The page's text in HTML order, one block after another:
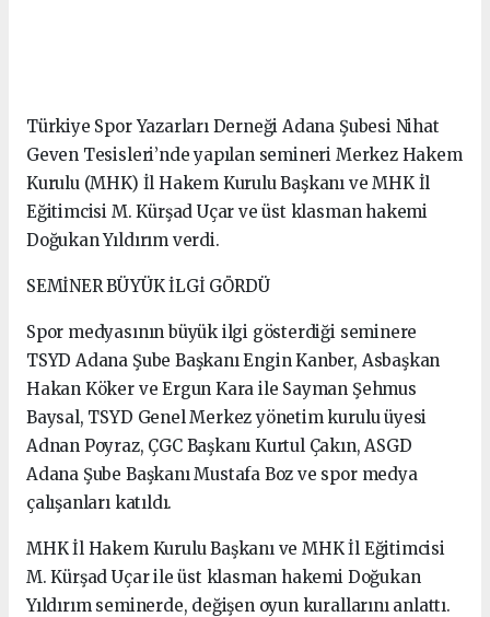
Türkiye Spor Yazarları Derneği Adana Şubesi Nihat
Geven Tesisleri’nde yapılan semineri Merkez Hakem
Kurulu (MHK) İl Hakem Kurulu Başkanı ve MHK İl
Eğitimcisi M. Kürşad Uçar ve üst klasman hakemi
Doğukan Yıldırım verdi.
SEMİNER BÜYÜK İLGİ GÖRDÜ
Spor medyasının büyük ilgi gösterdiği seminere
TSYD Adana Şube Başkanı Engin Kanber, Asbaşkan
Hakan Köker ve Ergun Kara ile Sayman Şehmus
Baysal, TSYD Genel Merkez yönetim kurulu üyesi
Adnan Poyraz, ÇGC Başkanı Kurtul Çakın, ASGD
Adana Şube Başkanı Mustafa Boz ve spor medya
çalışanları katıldı.
MHK İl Hakem Kurulu Başkanı ve MHK İl Eğitimcisi
M. Kürşad Uçar ile üst klasman hakemi Doğukan
Yıldırım seminerde, değişen oyun kurallarını anlattı.